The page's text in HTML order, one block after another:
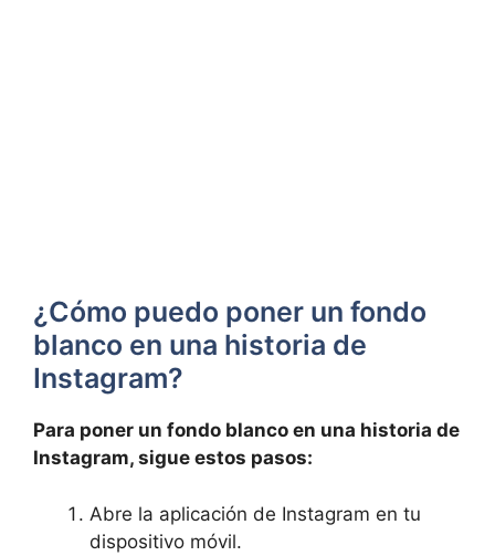
¿Cómo ‍puedo poner un⁢ fondo
blanco en una historia ​de
Instagram?
Para ⁣poner un fondo‍ blanco en una historia de
Instagram,‌ sigue estos pasos:
Abre la aplicación⁤ de‌ Instagram⁣ en tu‌
dispositivo‌ móvil.